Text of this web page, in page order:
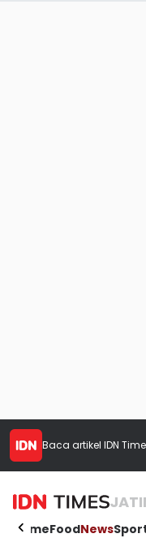
Baca artikel IDN
HomeFoodNews